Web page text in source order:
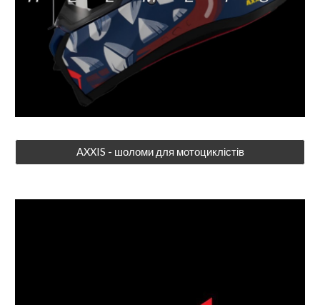
AXXIS - шоломи для мотоциклістів